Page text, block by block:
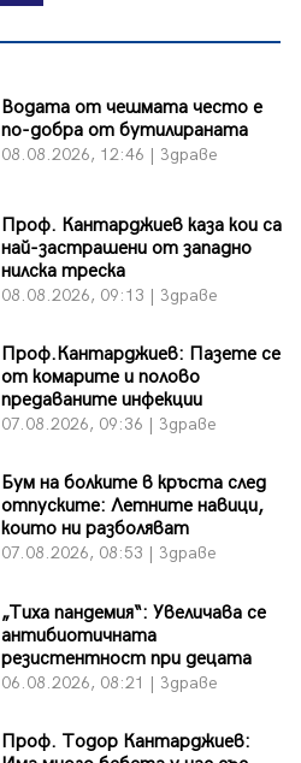
Водата от чешмата често е
по-добра от бутилираната
08.08.2026, 12:46 | Здраве
Проф. Кантарджиев каза кои са
най-застрашени от западно
нилска треска
08.08.2026, 09:13 | Здраве
Проф.Кантарджиев: Пазете се
от комарите и полово
предаваните инфекции
07.08.2026, 09:36 | Здраве
Бум на болките в кръста след
отпуските: Летните навици,
които ни разболяват
07.08.2026, 08:53 | Здраве
„Тиха пандемия“: Увеличава се
антибиотичната
резистентност при децата
06.08.2026, 08:21 | Здраве
Проф. Тодор Кантарджиев: